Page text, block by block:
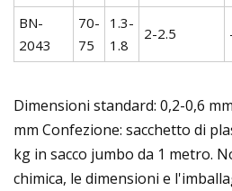
BN-
2043
70-
75
1.3-
1.8
2-2.5
Dimensioni standard: 0,2-0,6
mm Confezione: sacchetto di
kg in sacco jumbo da 1 metro.
chimica, le dimensioni e